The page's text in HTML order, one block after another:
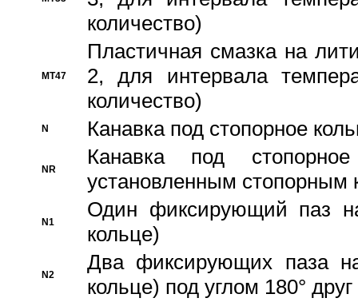
количество)
MT47
Пластичная смазка на
2, для интервала
количество)
N Канавка под стопорное
NR
Канавка под
установленным стопорным
N1
Один фиксирующий паз
кольце)
N2
Два фиксирующих паза
кольце) под углом 180° друг